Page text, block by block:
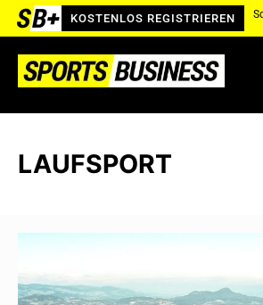
KOSTENLOS REGISTRIEREN
LAUFSPORT